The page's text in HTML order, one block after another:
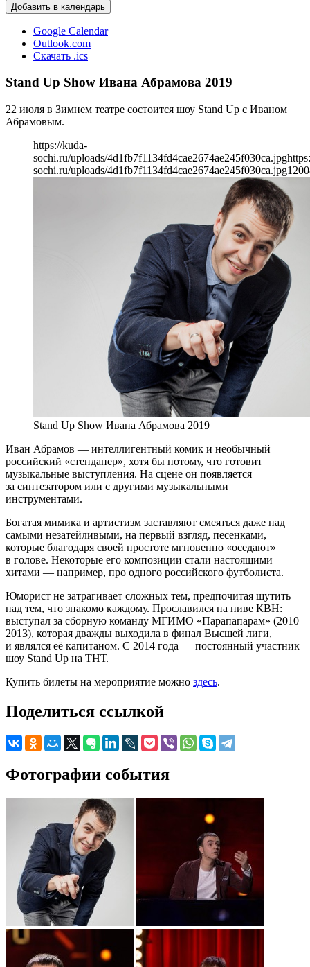
Добавить в календарь
Google Calendar
Outlook.com
Скачать .ics
Stand Up Show Ивана Абрамова 2019
22 июля в Зимнем театре состоится шоу Stand Up с Иваном
Абрамовым.
https://kuda-
sochi.ru/uploads/4d1fb7f1134fd4cae2674ae245f030ca.jpg
sochi.ru/uploads/4d1fb7f1134fd4cae2674ae245f030ca.jpg1200
Stand Up Show Ивана Абрамова 2019
Иван Абрамов — интеллигентный комик и необычный
российский «стендапер», хотя бы потому, что готовит
музыкальные выступления. На сцене он появляется
за синтезатором или с другими музыкальными
инструментами.
Богатая мимика и артистизм заставляют смеяться даже над
самыми незатейливыми, на первый взгляд, песенками,
которые благодаря своей простоте мгновенно «оседают»
в голове. Некоторые его композиции стали настоящими
хитами — например, про одного российского футболиста.
Юморист не затрагивает сложных тем, предпочитая шутить
над тем, что знакомо каждому. Прославился на ниве КВН:
выступал за сборную команду МГИМО «Парапапарам» (2010–
2013), которая дважды выходила в финал Высшей лиги,
и являлся её капитаном. С 2014 года — постоянный участник
шоу Stand Up на ТНТ.
Купить билеты на мероприятие можно здесь.
Поделиться ссылкой
Фотографии события